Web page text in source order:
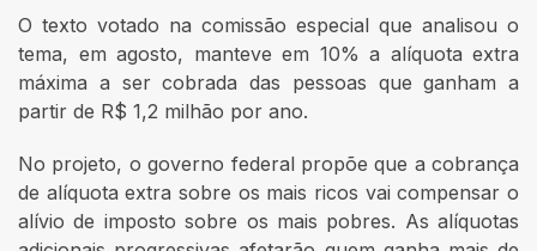
O texto votado na comissão especial que analisou o
tema, em agosto, manteve em 10% a alíquota extra
máxima a ser cobrada das pessoas que ganham a
partir de R$ 1,2 milhão por ano.
No projeto, o governo federal propõe que a cobrança
de alíquota extra sobre os mais ricos vai compensar o
alívio de imposto sobre os mais pobres. As alíquotas